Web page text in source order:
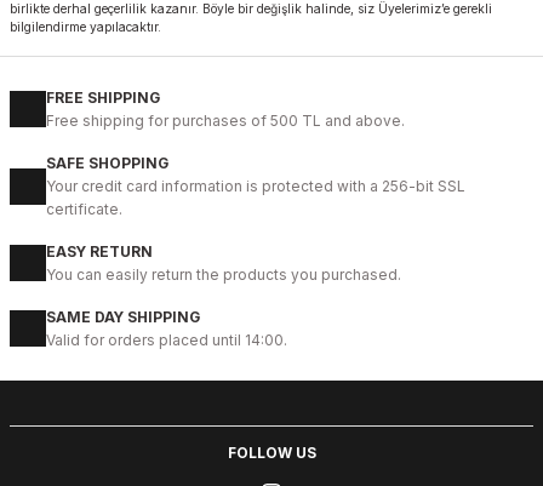
birlikte derhal geçerlilik kazanır. Böyle bir değişlik halinde, siz Üyelerimiz’e gerekli
bilgilendirme yapılacaktır.
FREE SHIPPING
Free shipping for purchases of 500 TL and above.
SAFE SHOPPING
Your credit card information is protected with a 256-bit SSL
certificate.
EASY RETURN
You can easily return the products you purchased.
SAME DAY SHIPPING
Valid for orders placed until 14:00.
FOLLOW US